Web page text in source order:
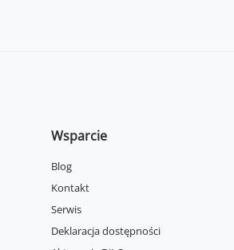
Wsparcie
Blog
Kontakt
Serwis
Deklaracja dostępności